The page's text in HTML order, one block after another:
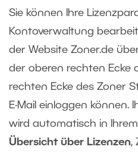
Sie können Ihre
Kontoverwaltung
der Website Zoner.de
der oberen rechten Ecke
rechten Ecke des Zoner
E-Mail einloggen können.
wird automatisch in
Übersicht über Lizenzen,